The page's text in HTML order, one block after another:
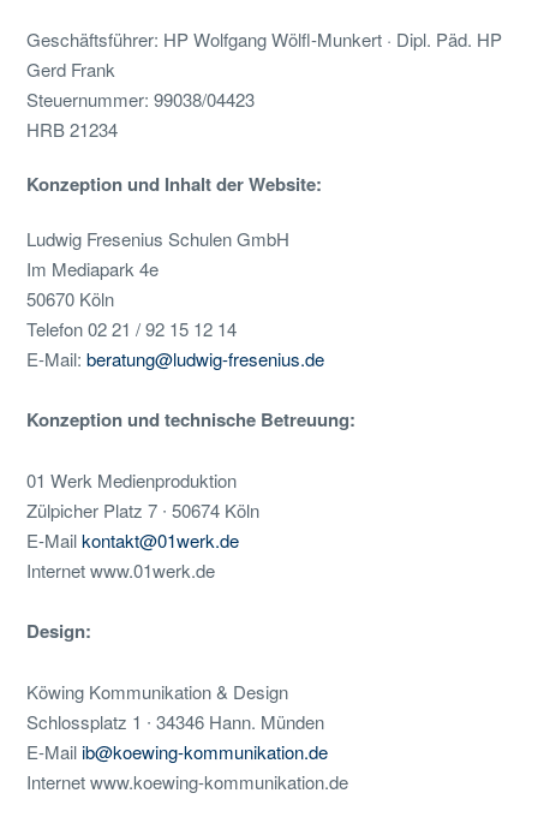
Geschäftsführer: HP Wolfgang Wölfl-Munkert · Dipl. Päd. HP
Gerd Frank
Steuernummer: 99038/04423
HRB 21234
Konzeption und Inhalt der Website:
Ludwig Fresenius Schulen GmbH
Im Mediapark 4e
50670 Köln
Telefon 02 21 / 92 15 12 14
E-Mail:beratung@ludwig-fresenius.de
Konzeption und technische Betreuung:
01 Werk Medienproduktion
Zülpicher Platz 7 ∙ 50674 Köln
E-Mailkontakt@01werk.de
Internet www.01werk.de
Design:
Köwing Kommunikation & Design
Schlossplatz 1 ∙ 34346 Hann. Münden
E-Mailib@koewing-kommunikation.de
Internet www.koewing-kommunikation.de